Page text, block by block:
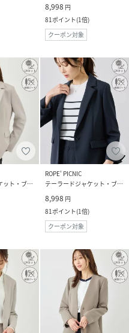
8,998 円
81ポイント(1倍)
クーポン対象
テーラードジャケット・ブレザー
ROPE' PICNIC
テーラードジャケット・ブレザー
8,998 円
81ポイント(1倍)
クーポン対象